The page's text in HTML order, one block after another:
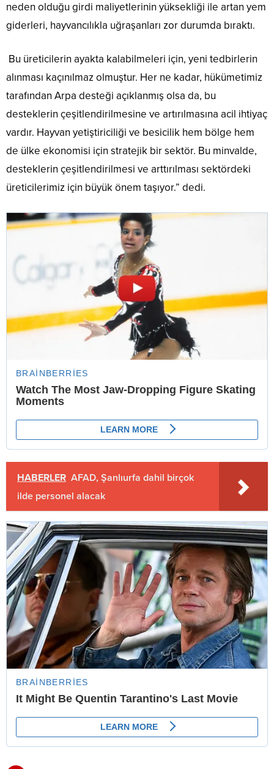
neden olduğu girdi maliyetlerinin yüksekliği ile artan yem
giderleri, hayvancılıkla uğraşanları zor durumda bıraktı.
Bu üreticilerin ayakta kalabilmeleri için, yeni tedbirlerin
alınması kaçınılmaz olmuştur. Her ne kadar, hükümetimiz
tarafından Arpa desteği açıklanmış olsa da, bu
desteklerin çeşitlendirilmesine ve artırılmasına acil ihtiyaç
vardır. Hayvan yetiştiriciliği ve besicilik hem bölge hem
de ülke ekonomisi için stratejik bir sektör. Bu minvalde,
desteklerin çeşitlendirilmesi ve arttırılması sektördeki
üreticilerimiz için büyük önem taşıyor.” dedi.
HABERLER AFAD, Şanlıurfa dahil birçok
ilde personel alacak